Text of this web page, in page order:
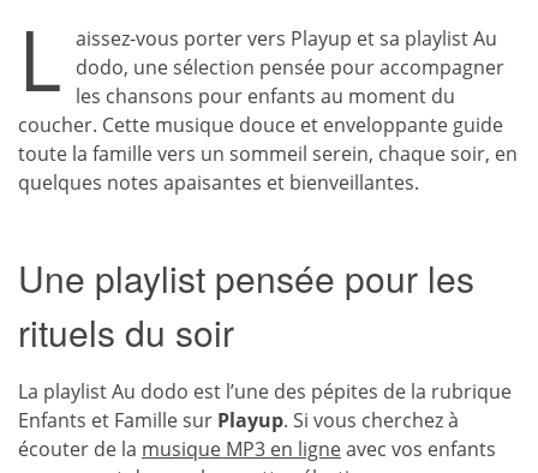
L aissez-vous porter vers Playup et sa playlist Au
dodo, une sélection pensée pour accompagner
les chansons pour enfants au moment du
coucher. Cette musique douce et enveloppante guide
toute la famille vers un sommeil serein, chaque soir, en
quelques notes apaisantes et bienveillantes.
Une playlist pensée pour les
rituels du soir
La playlist Au dodo est l’une des pépites de la rubrique
Enfants et Famille sur Playup. Si vous cherchez à
écouter de la musique MP3 en ligneavec vos enfants